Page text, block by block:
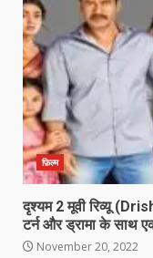
फ़िल्म
दृश्यम 2 मूवी रिव्यू
टर्न और ड्रामा के साथ
November 20, 2022